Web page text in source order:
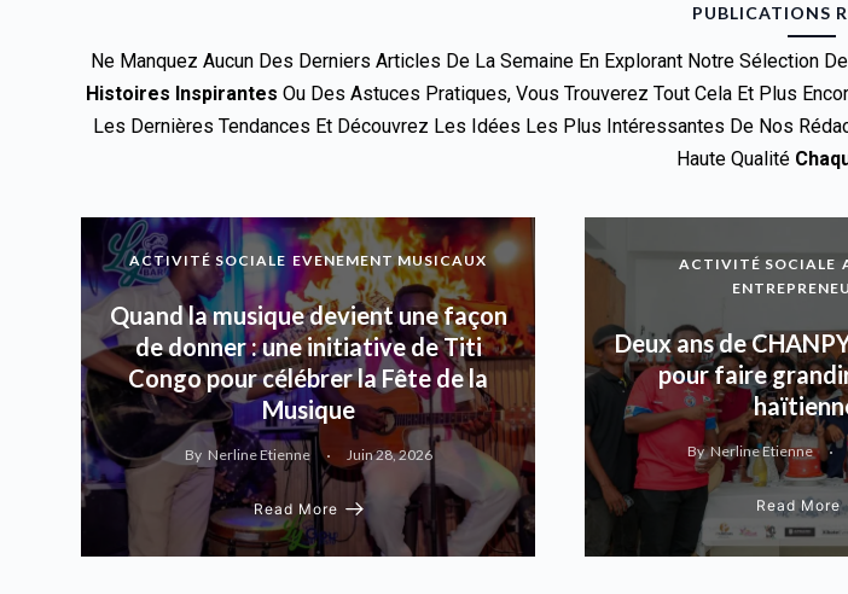
PUBLICATIONS
Ne Manquez Aucun Des Derniers Articles De La Semaine En Explorant Notre Sélection
Histoires Inspirantes Ou Des Astuces Pratiques, Vous Trouverez Tout Cela Et Plus
Les Dernières Tendances Et Découvrez Les Idées Les Plus Intéressantes De Nos
Haute Qualité
ACTIVITÉ SOCIALE EVENEMENT MUSICAUX
Quand la musique devient une façon
de donner : une initiative de Titi
Congo pour célébrer la Fête de la
Musique
By Nerline Etienne Juin 28, 2026
Read More
ACTIVITÉ SOCIALE
Deux ans de
pour faire
By Nerline Etienne
Read More